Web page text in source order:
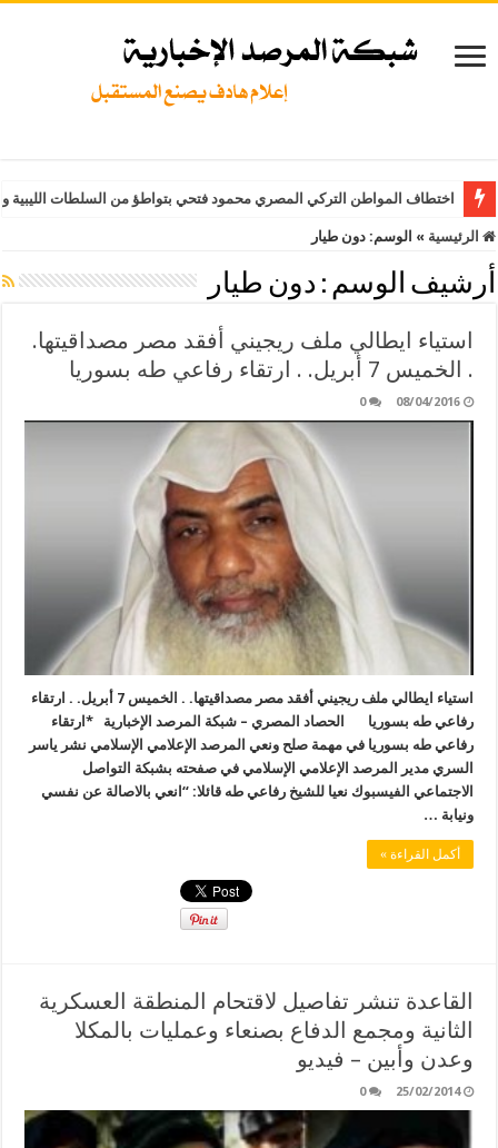
اختطاف المواطن التركي المصري محمود فتحي بتواطؤ من السلطات
الرئيسية » الوسم: دون طيار
أرشيف الوسم : دون طيار
استياء ايطالي ملف ريجيني أفقد مصر مصداقيتها.
. الخميس 7 أبريل. . ارتقاء رفاعي طه بسوريا
08/04/2016
0
استياء ايطالي ملف ريجيني أفقد مصر مصداقيتها. . الخميس 7 أبريل. . ارتقاء
رفاعي طه بسوريا الحصاد المصري – شبكة المرصد الإخبارية *ارتقاء
رفاعي طه بسوريا في مهمة صلح ونعي المرصد الإعلامي الإسلامي نشر ياسر
السري مدير المرصد الإعلامي الإسلامي في صفحته بشبكة التواصل
الاجتماعي الفيسبوك نعيا للشيخ رفاعي طه قائلا: “انعي بالاصالة عن نفسي
ونيابة …
أكمل القراءة »
القاعدة تنشر تفاصيل لاقتحام المنطقة العسكرية
الثانية ومجمع الدفاع بصنعاء وعمليات بالمكلا
وعدن وأبين – فيديو
25/02/2014
0